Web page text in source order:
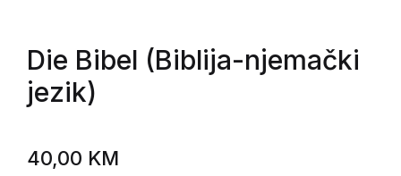
Die Bibel (Biblija-njemački
jezik)
40,00 KM